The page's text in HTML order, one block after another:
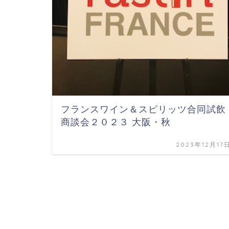
フランスワイン＆スピリッツ合同試飲
商談会２０２３ 大阪・秋
2023年12月17